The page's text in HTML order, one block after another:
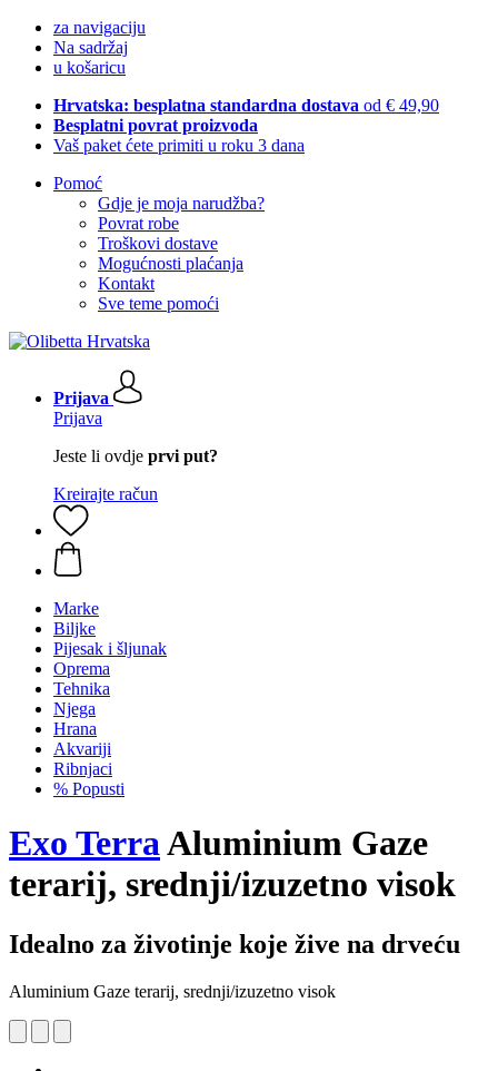
za navigaciju
Na sadržaj
u košaricu
Hrvatska: besplatna standardna dostava od € 49,90
Besplatni povrat proizvoda
Vaš paket ćete primiti u roku 3 dana
Pomoć
Gdje je moja narudžba?
Povrat robe
Troškovi dostave
Mogućnosti plaćanja
Kontakt
Sve teme pomoći
Prijava
Prijava
Jeste li ovdje prvi put?
Kreirajte račun
Marke
Biljke
Pijesak i šljunak
Oprema
Tehnika
Njega
Hrana
Akvariji
Ribnjaci
% Popusti
Exo TerraAluminium Gaze
terarij, srednji/izuzetno visok
Idealno za životinje koje žive na drveću
Aluminium Gaze terarij, srednji/izuzetno visok